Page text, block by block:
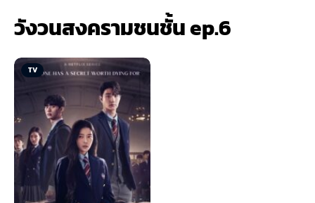
วังวนสงครามชนชั้น ep.6
TV